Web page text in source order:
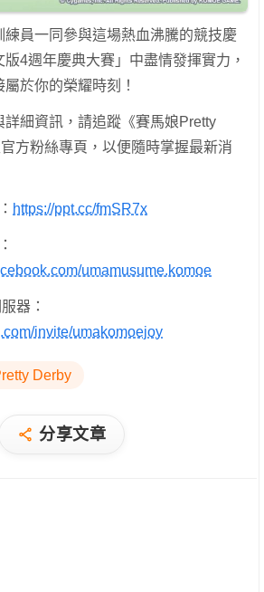
練員一同參與這場熱血沸騰的競技慶
4週年慶典大賽」中盡情發揮實力，
於你的榮耀時刻！
詳細資訊，請追蹤《賽馬娘Pretty
方粉絲專頁，以便隨時掌握最新消
https://ppt.cc/fmSR7x
umamusume.komoe
器：
invite/umakomoejoy
Derby
分享文章